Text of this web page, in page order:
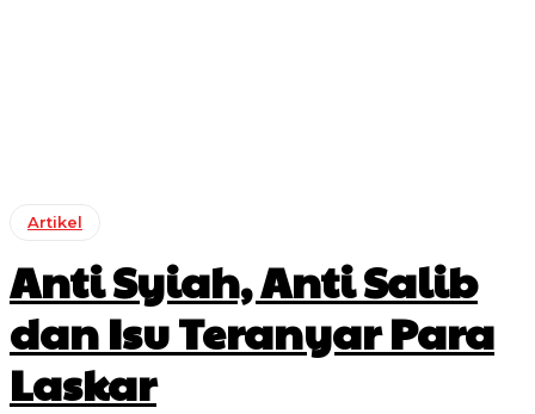
Artikel
Anti Syiah, Anti Salib
dan Isu Teranyar Para
Laskar